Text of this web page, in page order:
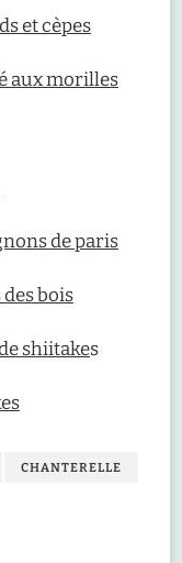
et cèpes
aux morilles
de paris
bois
shiitakes
CHANTERELLE